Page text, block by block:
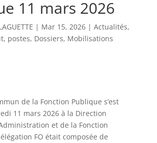
11 mars 2026
| Mar 15, 2026| Actualités,
postes, Dossiers, Mobilisations
de la Fonction Publique s’est
11 mars 2026 à la Direction
et de la Fonction
FO était composée de